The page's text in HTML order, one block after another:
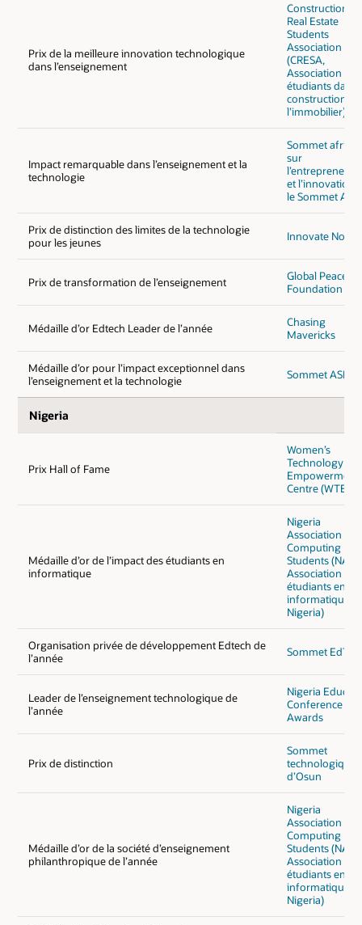
Prix de la meilleure innovation technologique
dans l’enseignement
Construction
Real Estate
Students
Association
(CRESA,
Association des
étudiants dans
construction et
l’immobilier)
Impact remarquable dans l’enseignement et la
technologie
Sommet
sur
et l’innovation
le Sommet
Prix de distinction des limites de la technologie
pour les jeunes
Innovate Now
Prix de transformation de l’enseignement
Global Peace
Foundation
Médaille d’or Edtech Leader de l’année
Chasing
Mavericks
Médaille d’or pour l’impact exceptionnel dans
l’enseignement et la technologie
Sommet
Nigeria
Prix Hall of Fame
Women’s
Technology
Empowerment
Centre (WTEC)
Médaille d’or de l’impact des étudiants en
informatique
Nigeria
Association of
Computing
Students
Association des
étudiants en
informatique
Nigeria)
Organisation privée de développement Edtech de
l’année
Sommet
Leader de l’enseignement technologique de
l’année
Nigeria
Conference
Awards
Prix de distinction
Sommet
technologique
d’Osun
Médaille d’or de la société d’enseignement
philanthropique de l’année
Nigeria
Association of
Computing
Students
Association des
étudiants en
informatique
Nigeria)